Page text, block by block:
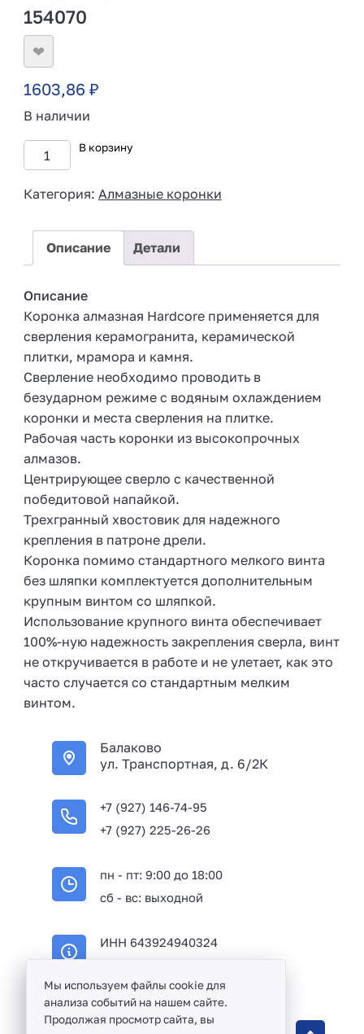
154070
❤
1603,86 ₽
В наличии
В корзину
Категория: Алмазные коронки
Описание Детали
Описание
Коронка алмазная Hardcore применяется для
сверления керамогранита, керамической
плитки, мрамора и камня.
Сверление необходимо проводить в
безударном режиме с водяным охлаждением
коронки и места сверления на плитке.
Рабочая часть коронки из высокопрочных
алмазов.
Центрирующее сверло с качественной
победитовой напайкой.
Трехгранный хвостовик для надежного
крепления в патроне дрели.
Коронка помимо стандартного мелкого винта
без шляпки комплектуется дополнительным
крупным винтом со шляпкой.
Использование крупного винта обеспечивает
100%-ную надежность закрепления сверла, винт
не откручивается в работе и не улетает, как это
часто случается со стандартным мелким
винтом.
Балаково
ул. Транспортная, д. 6/2К
+7 (927) 146-74-95
+7 (927) 225-26-26
пн - пт: 9:00 до 18:00
сб - вс: выходной
ИНН 643924940324
Оптовая продажа сантехники и комплектующих
Мы используем файлы cookie для
анализа событий на нашем сайте.
Продолжая просмотр сайта, вы